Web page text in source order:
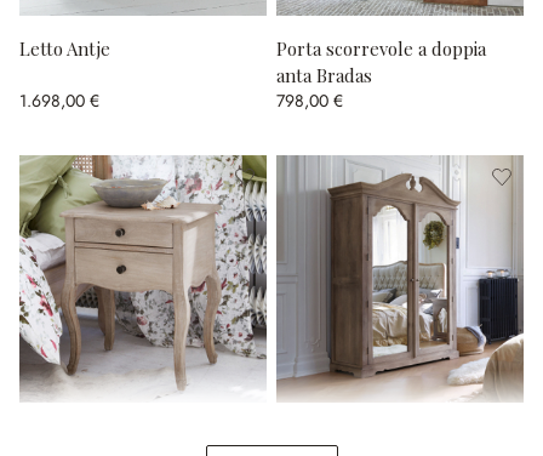
Letto Antje
1.698,00 €
Porta scorrevole a doppia
anta Bradas
798,00 €